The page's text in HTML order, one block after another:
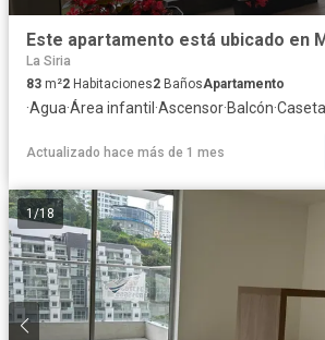
La Siria
83 m²2 Habitaciones2 BañosApartamento
·Agua·Área infantil ·Ascensor·Balcón·
Actualizado hace más de 1 mes
1/18